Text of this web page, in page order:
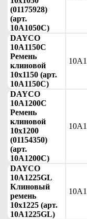
(01175928)
(арт.
10A1050C)
DAYCO
10A1150C
Ремень
клиновой
10x1150 (арт.
10A1150C)
DAYCO
10A1200C
Ремень
клиновой
10x1200
(01154350)
(арт.
10A1200C)
DAYCO
10A1225GL
Клиновый
ремень
10x1225 (арт.
10A1225GL)